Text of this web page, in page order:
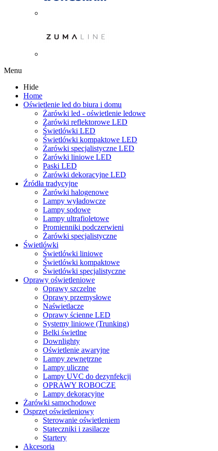
Menu
Hide
Home
Oświetlenie led do biura i domu
Żarówki led - oświetlenie ledowe
Żarówki reflektorowe LED
Świetlówki LED
Świetlówki kompaktowe LED
Żarówki specjalistyczne LED
Żarówki liniowe LED
Paski LED
Żarówki dekoracyjne LED
Źródła tradycyjne
Żarówki halogenowe
Lampy wyładowcze
Lampy sodowe
Lampy ultrafioletowe
Promienniki podczerwieni
Żarówki specjalistyczne
Świetlówki
Świetlówki liniowe
Świetlówki kompaktowe
Świetlówki specjalistyczne
Oprawy oświetleniowe
Oprawy szczelne
Oprawy przemysłowe
Naświetlacze
Oprawy ścienne LED
Systemy liniowe (Trunking)
Belki świetlne
Downlighty
Oświetlenie awaryjne
Lampy zewnętrzne
Lampy uliczne
Lampy UVC do dezynfekcji
OPRAWY ROBOCZE
Lampy dekoracyjne
Żarówki samochodowe
Osprzęt oświetleniowy
Sterowanie oświetleniem
Stateczniki i zasilacze
Startery
Akcesoria